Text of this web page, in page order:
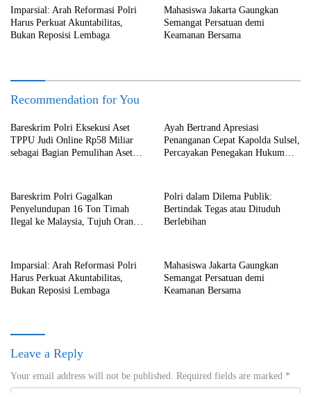
Imparsial: Arah Reformasi Polri
Harus Perkuat Akuntabilitas,
Bukan Reposisi Lembaga
Mahasiswa Jakarta Gaungkan
Semangat Persatuan demi
Keamanan Bersama
Recommendation for You
Bareskrim Polri Eksekusi Aset
TPPU Judi Online Rp58 Miliar
sebagai Bagian Pemulihan Aset
Ayah Bertrand Apresiasi
Penanganan Cepat Kapolda Sulsel,
Percayakan Penegakan Hukum
Bareskrim Polri Gagalkan
Penyelundupan 16 Ton Timah
Ilegal ke Malaysia, Tujuh Orang
Polri dalam Dilema Publik:
Bertindak Tegas atau Dituduh
Berlebihan
Imparsial: Arah Reformasi Polri
Harus Perkuat Akuntabilitas,
Bukan Reposisi Lembaga
Mahasiswa Jakarta Gaungkan
Semangat Persatuan demi
Keamanan Bersama
Leave a Reply
Your email address will not be published. Required fields are marked *